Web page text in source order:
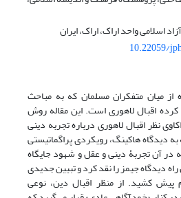
اسلامی واحد اراک، اراک، ایران
10.22059/
از میان متفکران مسلمان که به مباحث
اقبال لاهوری است. این مقاله روش
نظر اقبال لاهوری درباره تجربه دینی
دیدگاه هاکینگ، رویکردی پراگماتیستی
آن تجربۀ دینی و عقل و شهود جایگاه
دیدگاه جیمز را نقد کرد و تبیین جدیدی
پیش کشید. از منظر اقبال دین، نوعی